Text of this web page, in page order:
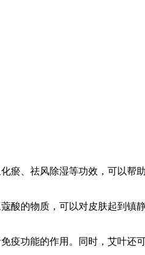
瘀、祛风除湿等功效，可以帮
酸的物质，可以对皮肤起到镇
疫功能的作用。同时，艾叶还